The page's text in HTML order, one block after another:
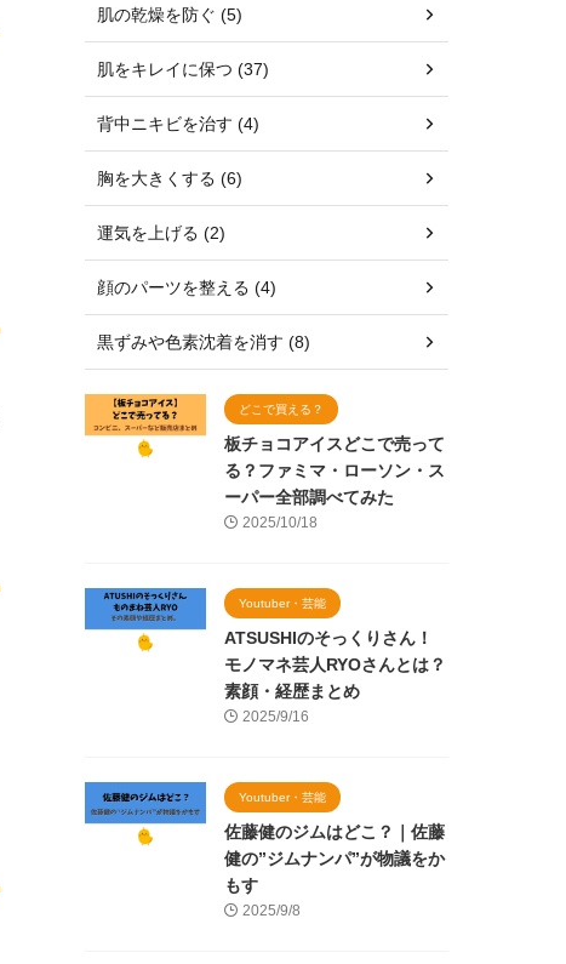
肌の乾燥を防ぐ (5)
肌をキレイに保つ (37)
背中ニキビを治す (4)
胸を大きくする (6)
運気を上げる (2)
顔のパーツを整える (4)
黒ずみや色素沈着を消す (8)
どこで買える？
板チョコアイスどこで売って
る？ファミマ・ローソン・ス
ーパー全部調べてみた
2025/10/18
Youtuber・芸能
ATSUSHIのそっくりさん！
モノマネ芸人RYOさんとは？
素顔・経歴まとめ
2025/9/16
Youtuber・芸能
佐藤健のジムはどこ？｜佐藤
健の”ジムナンパ”が物議をか
もす
2025/9/8